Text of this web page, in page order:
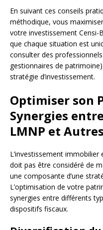
En suivant ces conseils
méthodique, vous
votre investissement Censi-
que chaque situation est
consulter des
gestionnaires de
stratégie d’investissement.
Optimiser son
Synergies
LMNP et
L’investissement
doit pas être considéré de
une composante d’une
L’optimisation de votre
synergies entre différents
dispositifs fiscaux.